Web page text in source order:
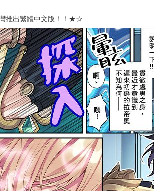
貨≦1次 未完成交易≦1次 （近半年）
推出繁體中文版！！★☆